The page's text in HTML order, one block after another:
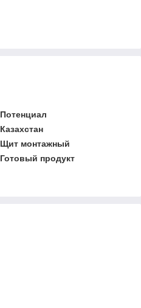
Потенциал
Казахстан
Щит монтажный
Готовый продукт